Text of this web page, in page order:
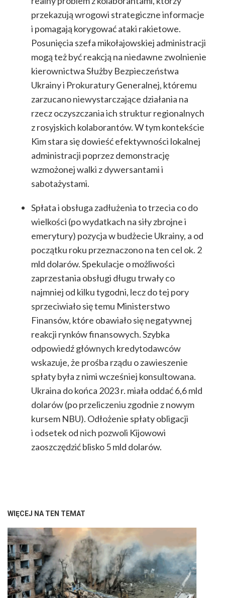
przekazują wrogowi strategiczne informacje
i pomagają korygować ataki rakietowe.
Posunięcia szefa mikołajowskiej administracji
mogą też być reakcją na niedawne zwolnienie
kierownictwa Służby Bezpieczeństwa
Ukrainy i Prokuratury Generalnej, któremu
zarzucano niewystarczające działania na
rzecz oczyszczania ich struktur regionalnych
z rosyjskich kolaborantów. W tym kontekście
Kim stara się dowieść efektywności lokalnej
administracji poprzez demonstrację
wzmożonej walki z dywersantami i
sabotażystami.
Spłata i obsługa zadłużenia to trzecia co do
wielkości (po wydatkach na siły zbrojne i
emerytury) pozycja w budżecie Ukrainy, a od
początku roku przeznaczono na ten cel ok. 2
mld dolarów. Spekulacje o możliwości
zaprzestania obsługi długu trwały co
najmniej od kilku tygodni, lecz do tej pory
sprzeciwiało się temu Ministerstwo
Finansów, które obawiało się negatywnej
reakcji rynków finansowych. Szybka
odpowiedź głównych kredytodawców
wskazuje, że prośba rządu o zawieszenie
spłaty była z nimi wcześniej konsultowana.
Ukraina do końca 2023 r. miała oddać 6,6 mld
dolarów (po przeliczeniu zgodnie z nowym
kursem NBU). Odłożenie spłaty obligacji
i odsetek od nich pozwoli Kijowowi
zaoszczędzić blisko 5 mld dolarów.
WIĘCEJ NA TEN TEMAT